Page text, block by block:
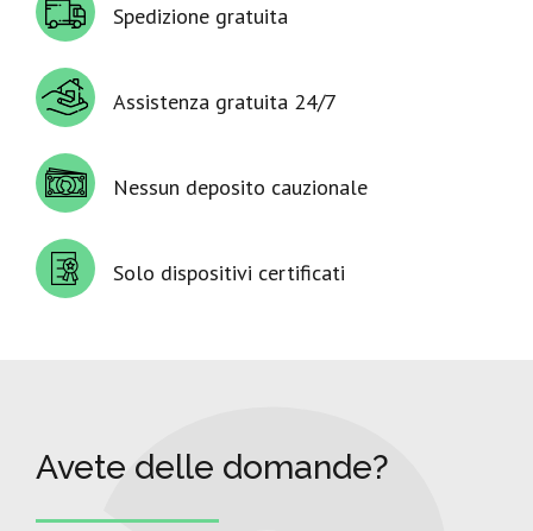
Spedizione gratuita
Assistenza gratuita 24/7
Nessun deposito cauzionale
Solo dispositivi certificati
Avete delle domande?